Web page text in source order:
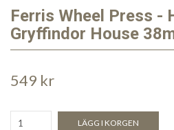
Ferris Wheel Press -
Gryffindor House
549 kr
LÄGG I KORGEN